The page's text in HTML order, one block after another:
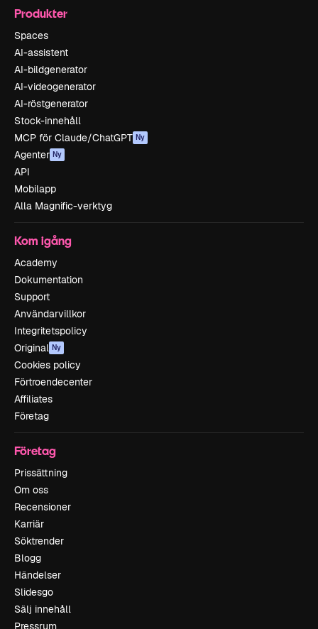
Produkter
Spaces
AI-assistent
AI-bildgenerator
AI-videogenerator
AI-röstgenerator
Stock-innehåll
MCP för Claude/ChatGPT Ny
Agenter Ny
API
Mobilapp
Alla Magnific-verktyg
Kom igång
Academy
Dokumentation
Support
Användarvillkor
Integritetspolicy
Original Ny
Cookies policy
Förtroendecenter
Affiliates
Företag
Företag
Prissättning
Om oss
Recensioner
Karriär
Söktrender
Blogg
Händelser
Slidesgo
Sälj innehåll
Pressrum